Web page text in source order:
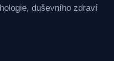
duševního zdraví